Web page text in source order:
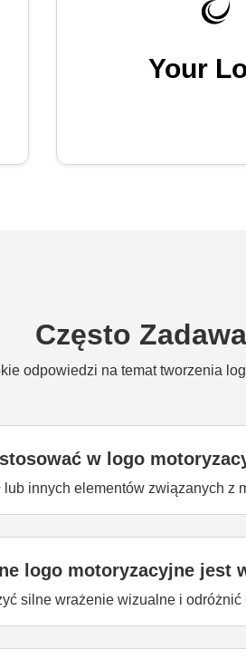
Your
Często
odpowiedzi na temat tworzenia
w logo
innych elementów związanych z
logo motoryzacyjne jest
silne wrażenie wizualne i